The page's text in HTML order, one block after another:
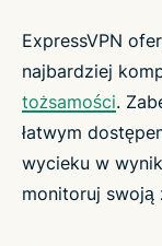
ExpressVPN
najbardziej
tożsamości.
łatwym
wycieku w
monitoruj swoją